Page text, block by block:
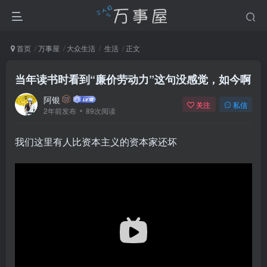
首页 万事屋 大众生活 生活 正文
当年读书时看到“廉价劳动力”这句没感觉，如今啊
阿银
2年前发布 89次阅读
关注 私信
我们这里有人比资本主义的资本家还坏